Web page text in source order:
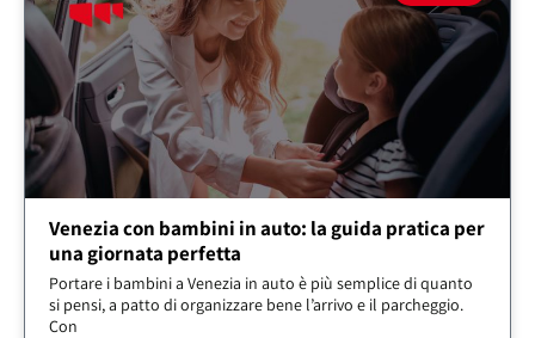
Venezia con bambini in auto: la guida pratica per
una giornata perfetta
Portare i bambini a Venezia in auto è più semplice di quanto
si pensi, a patto di organizzare bene l’arrivo e il parcheggio.
Con